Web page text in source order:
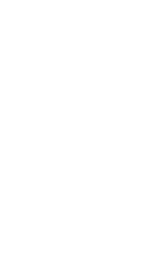
自动化等工科专业。
课程。
供相关领域专升本课程。